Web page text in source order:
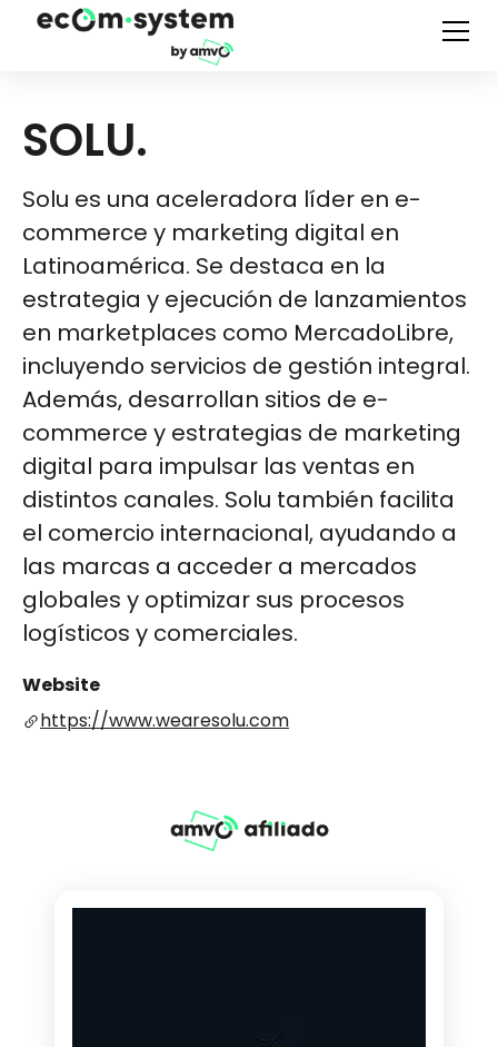
SOLU.
Solu es una aceleradora líder en e-
commerce y marketing digital en
Latinoamérica. Se destaca en la
estrategia y ejecución de lanzamientos
en marketplaces como MercadoLibre,
incluyendo servicios de gestión integral.
Además, desarrollan sitios de e-
commerce y estrategias de marketing
digital para impulsar las ventas en
distintos canales. Solu también facilita
el comercio internacional, ayudando a
las marcas a acceder a mercados
globales y optimizar sus procesos
logísticos y comerciales.
Website
https://www.wearesolu.com